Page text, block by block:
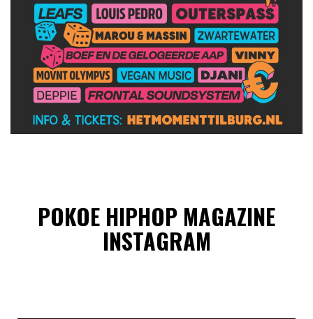
POKOE HIPHOP MAGAZINE
INSTAGRAM